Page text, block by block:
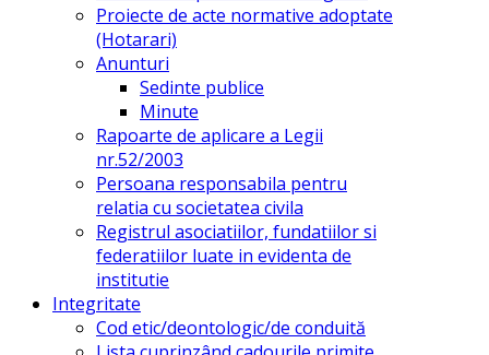
Proiecte de acte normative adoptate
(Hotarari)
Anunturi
Sedinte publice
Minute
Rapoarte de aplicare a Legii
nr.52/2003
Persoana responsabila pentru
relatia cu societatea civila
Registrul asociatiilor, fundatiilor si
federatiilor luate in evidenta de
institutie
Integritate
Cod etic/deontologic/de conduită